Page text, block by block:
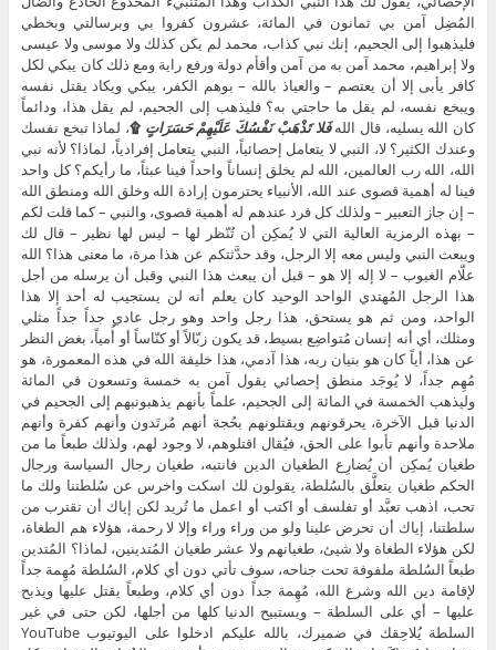
المُضِل آمن بي ثمانون في المائة، عشرون كفروا بي وبرسالتي وبخطي
فليذهبوا إلى الجحيم، إنك نبي كذاب، محمد لم يكن كذلك ولا موسى ولا عيسى
ولا إبراهيم، محمد آمن به من آمن وأقأم دولة ورفع راية ومع ذلك كان يبكي لكل
كافر يأبى إلا أن يعتصم – والعياذ بالله – بوهم الكفر، يبكي ويكاد يقتل نفسه
ويبخع نفسه، لم يقل ما حاجتي به؟ فليذهب إلى الجحيم، لم يقل هذا، ودائماً
كان الله يسليه، قال اللهفَلا تَذْهَبْ نَفْسُكَ عَلَيْهِمْ حَسَرَاتٍ ۩، لماذا تبخع نفسك
وعندك الكثير؟ لا، النبي لا يتعامل إحصائياً، النبي يتعامل إفرادياً، لماذا؟ لأنه نبي
الله، الله رب العالمين، الله لم يخلق إنساناً واحداً فينا عبثاً، ما رأيكم؟ كل واحد
فينا له أهمية قصوى عند الله، الأنبياء يحترمون إرادة الله وخلق الله ومنطق الله
– إن جاز التعبير – ولذلك كل فرد عندهم له أهمية قصوى، والنبي – كما قلت لكم
– بهذه الرمزية العالية التي لا يُمكِن أن تُنّظر لها – ليس لها نظير – قال لك
ويبعث النبي وليس معه إلا الرجل، وقد حدَّثتكم عن هذا مرة، ما معنى هذا؟ الله
علّام الغيوب – لا إله إلا هو – قبل أن يبعث هذا النبي وقبل أن يرسله من أجل
هذا الرجل المُهتدي الواحد الوحيد كان يعلم أنه لن يستجيب له أحد إلا هذا
الواحد، ومن ثم هو يستحق، هذا رجل واحد وهو رجل عادي جداً جداً مثلي
ومثلك، أي أنه إنسان مُتواضِع بسيط، قد يكون زبّالاً أو كنّاساً أو أُمياً، بغض النظر
عن هذا، أياً كان هو بنيان ربه، هذا آدمي، هذا خليفة الله في هذه المعمورة، هو
مُهِم جداً، لا يُوجَد منطق إحصائي يقول آمن به خمسة وتسعون في المائة
وليذهب الخمسة في المائة إلى الجحيم، علماً بأنهم يذهبونبهم إلى الجحيم في
الدنيا قبل الآخرة، يحرقونهم ويقتلونهم بحُجة أنهم مُرتَدون وأنهم كفرة وأنهم
ملاحدة وأنهم تأبوا على الحق، فيُقال اقتلوهم، لا وجود لهم، ولذلك طبعاً ما من
طغيان يُمكِن أن يُضارِع الطغيان الدين فانتبه، طغيان رجال السياسة ورجال
الحكم طغيان يتعلَّق بالسُلطة، يقولون لك اسكت واخرس عن سُلطتنا ولك ما
تحب، اذهب تعبَّد أو تفلسف أو اكتب أو اعمل ما تُريد لكن إياك أن تقترب من
سلطتنا، إياك أن تحرض علينا ولو من وراء وراء وإلا لا رحمة، هؤلاء هم الطغاة،
لكن هؤلاء الطغاة ولا شيئ، طغيانهم ولا عشر طغيان المُتدينين، لماذا؟ المُتدين
طبعاً السُلطة ملفوفة تحت جناحه، سوف تأتي دون أي كلام، السُلطة مُهِمة جداً
لإقامة دين الله وشرع الله، مُهِمة جداً دون أي كلام، وطبعاً يقتل عليها ويذبح
عليها – أي على السلطة – ويستبيح الدنيا كلها من أجلها، لكن حتى في غير
السلطة يُلاحِقك في ضميرك، بالله عليكم ادخلوا على اليوتيوب YouTube